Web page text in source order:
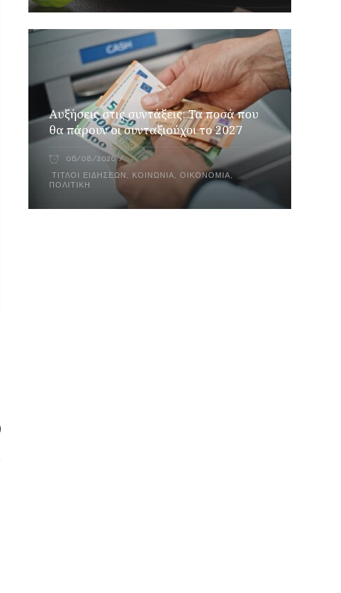
Αυξήσεις στις συντάξεις: Τα ποσά που
θα πάρουν οι συνταξιούχοι το 2027
06/08/2026
ΤΊΤΛΟΙ ΕΙΔΉΣΕΩΝ , ΚΟΙΝΩΝΊΑ,ΟΙΚΟΝΟΜΊΑ,
ΠΟΛΙΤΙΚΉ